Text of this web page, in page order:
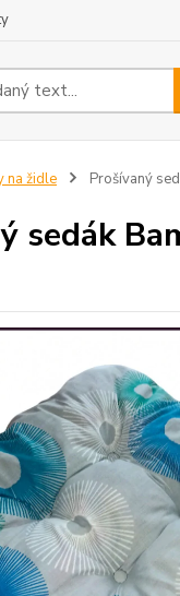
na židle Prošívaný
sedák